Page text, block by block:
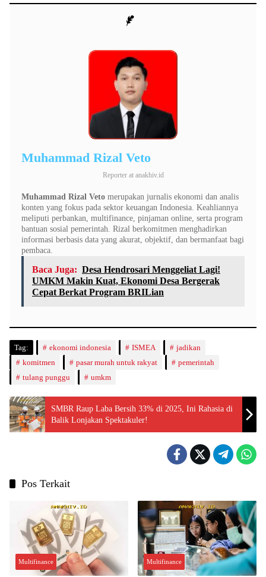
Muhammad Rizal Veto
Reporter at anakhiv.id
Muhammad Rizal Veto merupakan jurnalis ekonomi dan analis
konten yang fokus pada sektor keuangan Indonesia. Keahliannya
meliputi perbankan, multifinance, pinjaman online, serta program
bantuan sosial pemerintah. Rizal berkomitmen menghadirkan
informasi berbasis data yang akurat, objektif, dan bermanfaat bagi
pembaca.
Baca Juga: Desa Hendrosari Menggeliat Lagi!
UMKM Makin Kuat, Ekonomi Desa Bergerak
Cepat Berkat Program BRILian
Tag: ekonomi indonesia ISMEA
jadikan
komitmen
pasar murah untuk rakyat
pemerintah
tulang punggu
umkm
SMBR Raup Laba Bersih 33% di 2025, Ini Rahasia di
Balik Lonjakan Spektakuler!
Pos Terkait
Multifinance Multifinance